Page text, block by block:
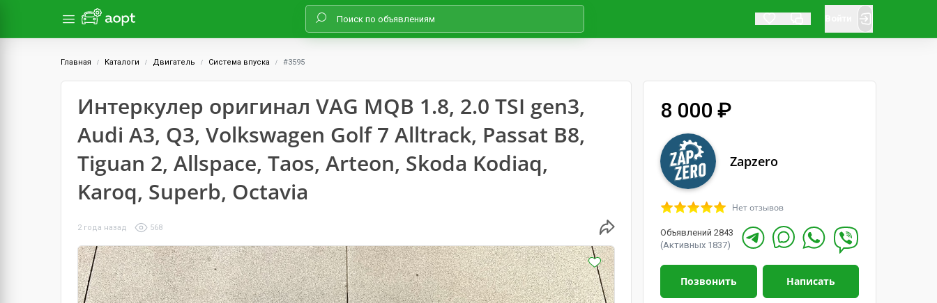
Главная Каталоги Двигатель Система впуска #3595
Интеркулер оригинал VAG MQB 1.8, 2.0 TSI gen3,
Audi A3, Q3, Volkswagen Golf 7 Alltrack, Passat B8,
Tiguan 2, Allspace, Taos, Arteon, Skoda Kodiaq,
Karoq, Superb, Octavia
2 года назад 568
8 000 ₽
Zapzero
Нет отзывов
Объявлений 2843
(Активных 1837)
Позвонить Написать